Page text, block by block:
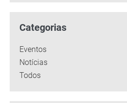
Categorias
Eventos
Notícias
Todos